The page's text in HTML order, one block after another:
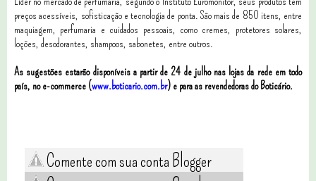
preços acessíveis, sofisticação e tecnologia de ponta. São mais de 850 itens, entre
maquiagem, perfumaria e cuidados pessoais, como cremes, protetores solares,
loções, desodorantes, shampoos, sabonetes, entre outros.
As sugestões estarão disponíveis a partir de 24 de julho nas lojas da rede em todo
país, no e-commerce (www.boticario.com.br) e para as revendedoras do Boticário.
Comente com sua conta Blogger